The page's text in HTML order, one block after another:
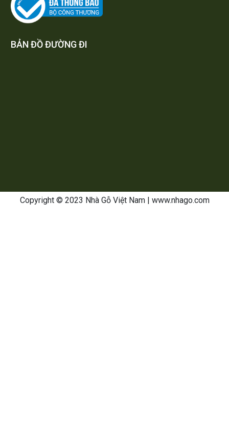
BẢN ĐỒ ĐƯỜNG ĐI
Copyright © 2023 Nhà Gỗ Việt Nam| www.nhago.com